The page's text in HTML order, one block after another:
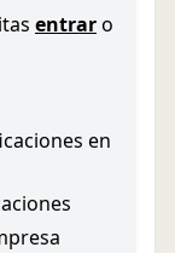
entraro
en